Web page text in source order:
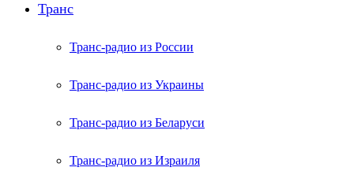
Транс
Транс-радио из России
Транс-радио из Украины
Транс-радио из Беларуси
Транс-радио из Израиля